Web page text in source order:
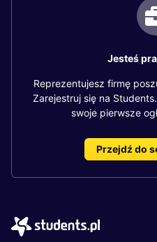
Jesteś
Reprezentujesz firmę
Zarejestruj się na
swoje pierwsze
Przejdź do